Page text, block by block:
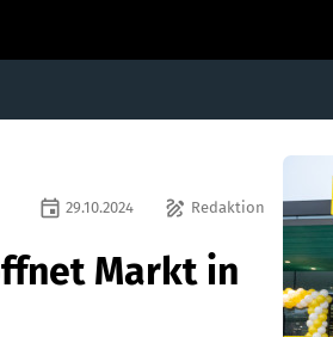
draw Redaktion
event 29.10.2024
Markt in